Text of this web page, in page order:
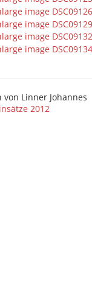
von Linner Johannes
2012